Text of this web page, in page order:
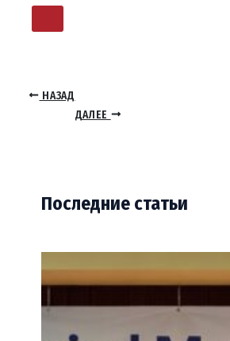
НАЗАД
ДАЛЕЕ
Последние статьи